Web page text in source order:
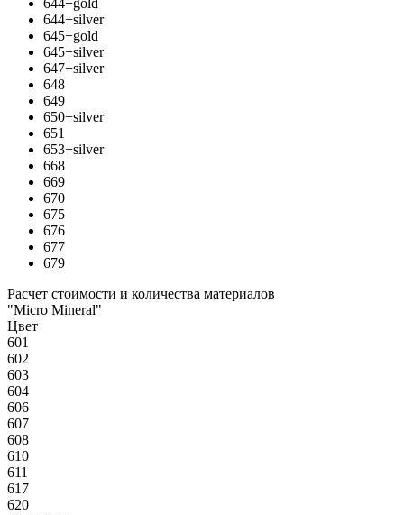
644+silver
645+gold
645+silver
647+silver
648
649
650+silver
651
653+silver
668
669
670
675
676
677
679
Расчет стоимости и количества материалов
"Micro Mineral"
Цвет
601
602
603
604
606
607
608
610
611
617
620